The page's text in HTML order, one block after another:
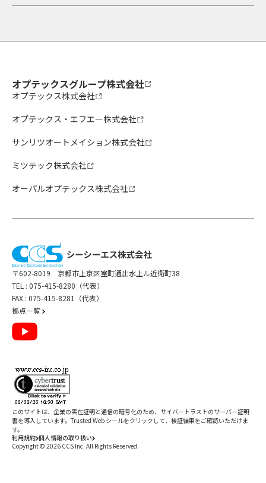
オプテックスグループ株式会社
オプテックス株式会社
オプテックス・エフエー株式会社
サンリツオートメイション株式会社
ミツテック株式会社
オーパルオプテックス株式会社
〒602-8019 京都市上京区室町通出水上ル近衛町38
TEL : 075-415-8280（代表）
FAX : 075-415-8281（代表）
拠点一覧
利用規約 個人情報の取り扱い
Copyright © 2026 CCS Inc. All Rights Reserved.
このサイトは、企業の実在証明と通信の暗号化のため、サイバートラストのサーバー証明
書を導入しています。Trusted Web シールをクリックして、検証結果をご確認いただけま
す。